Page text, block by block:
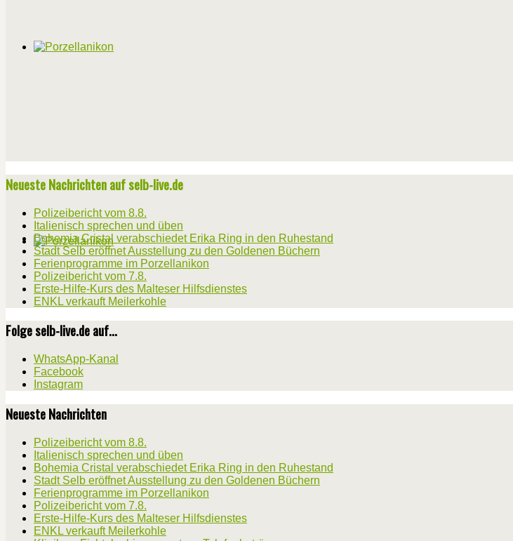
Neueste Nachrichten auf selb-live.de
Polizeibericht vom 8.8.
Italienisch sprechen und üben
Bohemia Cristal verabschiedet Erika Ring in den Ruhestand
Stadt Selb eröffnet Ausstellung zu den Goldenen Büchern
Ferienprogramme im Porzellanikon
Polizeibericht vom 7.8.
Erste-Hilfe-Kurs des Malteser Hilfsdienstes
ENKL verkauft Meilerkohle
Folge selb-live.de auf...
WhatsApp-Kanal
Facebook
Instagram
Neueste Nachrichten
Polizeibericht vom 8.8.
Italienisch sprechen und üben
Bohemia Cristal verabschiedet Erika Ring in den Ruhestand
Stadt Selb eröffnet Ausstellung zu den Goldenen Büchern
Ferienprogramme im Porzellanikon
Polizeibericht vom 7.8.
Erste-Hilfe-Kurs des Malteser Hilfsdienstes
ENKL verkauft Meilerkohle